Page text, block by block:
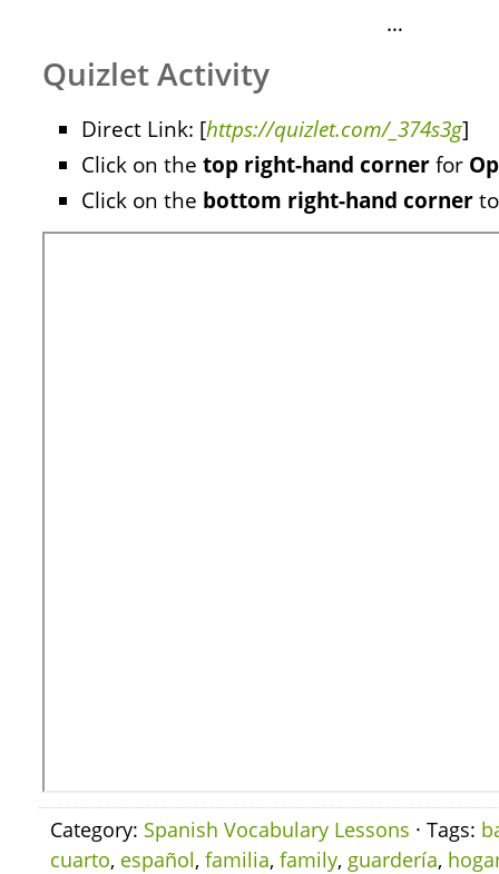
…
Quizlet Activity
Direct Link: [https://quizlet.com/_374s3g]
Click on the top right-hand cornerfor
Click on the bottom right-hand corner
Category: Spanish Vocabulary Lessons · Tags:
cuarto, español, familia, family, guardería,